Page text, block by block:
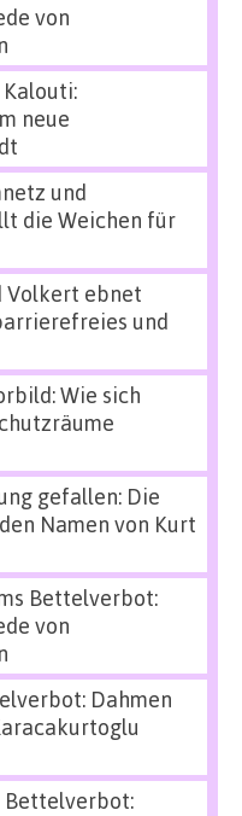
von
Kalouti:
neue
und
die Weichen für
Volkert ebnet
und
Wie sich
gefallen: Die
Namen von Kurt
Bettelverbot:
von
Dahmen
Bettelverbot: